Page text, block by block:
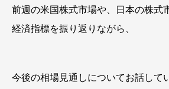
前週の米国株式市場や、日本の株式
経済指標を振り返りながら、
今後の相場見通しについてお話して